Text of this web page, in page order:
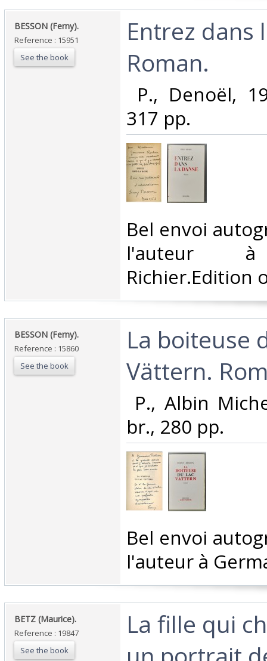
‎BESSON (Ferny). ‎
Reference : 15951
See the book
‎Entrez dans
Roman. ‎
P., Denoël,
317 pp. ‎
‎Bel envoi
l'auteur à
Richier.Edition
‎BESSON (Ferny). ‎
Reference : 15860
See the book
‎La boiteuse
Vättern.
P., Albin
br., 280 pp. ‎
‎Bel envoi
l'auteur à
‎BETZ (Maurice). ‎
Reference : 19847
See the book
‎La fille qui